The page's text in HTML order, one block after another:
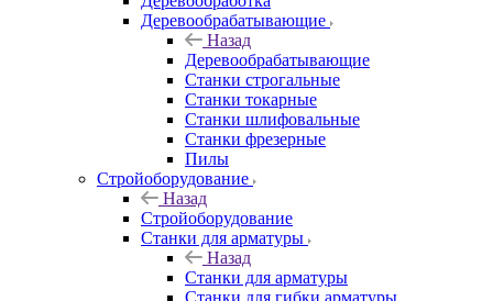
Деревообрабатывающие
Назад
Деревообрабатывающие
Станки строгальные
Станки токарные
Станки шлифовальные
Станки фрезерные
Пилы
Стройоборудование
Назад
Стройоборудование
Станки для арматуры
Назад
Станки для арматуры
Станки для гибки арматуры